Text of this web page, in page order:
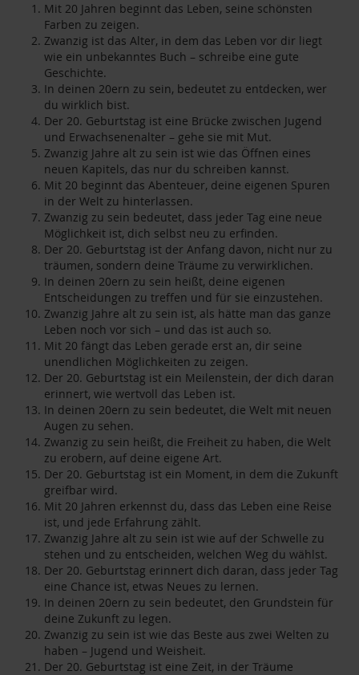
Mit 20 Jahren beginnt das Leben, seine schönsten
Farben zu zeigen.
Zwanzig ist das Alter, in dem das Leben vor dir liegt
wie ein unbekanntes Buch – schreibe eine gute
Geschichte.
In deinen 20ern zu sein, bedeutet zu entdecken, wer
du wirklich bist.
Der 20. Geburtstag ist eine Brücke zwischen Jugend
und Erwachsenenalter – gehe sie mit Mut.
Zwanzig Jahre alt zu sein ist wie das Öffnen eines
neuen Kapitels, das nur du schreiben kannst.
Mit 20 beginnt das Abenteuer, deine eigenen Spuren
in der Welt zu hinterlassen.
Zwanzig zu sein bedeutet, dass jeder Tag eine neue
Möglichkeit ist, dich selbst neu zu erfinden.
Der 20. Geburtstag ist der Anfang davon, nicht nur zu
träumen, sondern deine Träume zu verwirklichen.
In deinen 20ern zu sein heißt, deine eigenen
Entscheidungen zu treffen und für sie einzustehen.
Zwanzig Jahre alt zu sein ist, als hätte man das ganze
Leben noch vor sich – und das ist auch so.
Mit 20 fängt das Leben gerade erst an, dir seine
unendlichen Möglichkeiten zu zeigen.
Der 20. Geburtstag ist ein Meilenstein, der dich daran
erinnert, wie wertvoll das Leben ist.
In deinen 20ern zu sein bedeutet, die Welt mit neuen
Augen zu sehen.
Zwanzig zu sein heißt, die Freiheit zu haben, die Welt
zu erobern, auf deine eigene Art.
Der 20. Geburtstag ist ein Moment, in dem die Zukunft
greifbar wird.
Mit 20 Jahren erkennst du, dass das Leben eine Reise
ist, und jede Erfahrung zählt.
Zwanzig Jahre alt zu sein ist wie auf der Schwelle zu
stehen und zu entscheiden, welchen Weg du wählst.
Der 20. Geburtstag erinnert dich daran, dass jeder Tag
eine Chance ist, etwas Neues zu lernen.
In deinen 20ern zu sein bedeutet, den Grundstein für
deine Zukunft zu legen.
Zwanzig zu sein ist wie das Beste aus zwei Welten zu
haben – Jugend und Weisheit.
Der 20. Geburtstag ist eine Zeit, in der Träume